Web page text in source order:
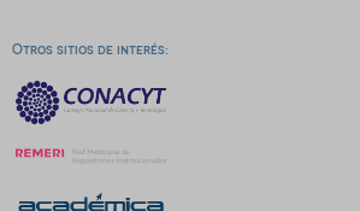
Otros sitios de interés: